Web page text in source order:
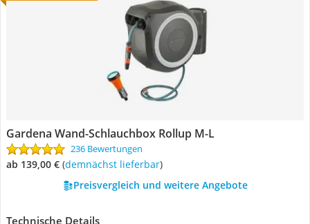
Gardena Wand-Schlauchbox Rollup M-L
236 Bewertungen
ab 139,00 € ( Demnächst lieferbar)
Preisvergleich und weitere Angebote
Technische Details